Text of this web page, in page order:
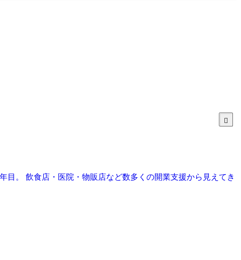
目。 飲食店・医院・物販店など数多くの開業支援から見えてき